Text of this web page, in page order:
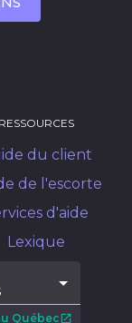
RESSOURCES
du client
de l'escorte
d'aide
Lexique
Québec